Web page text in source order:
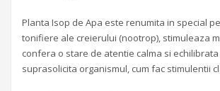
Planta Isop de Apa este renumita in special
tonifiere ale creierului (nootrop), stimuleaza
confera o stare de atentie calma si
suprasolicita organismul, cum fac stimulentii